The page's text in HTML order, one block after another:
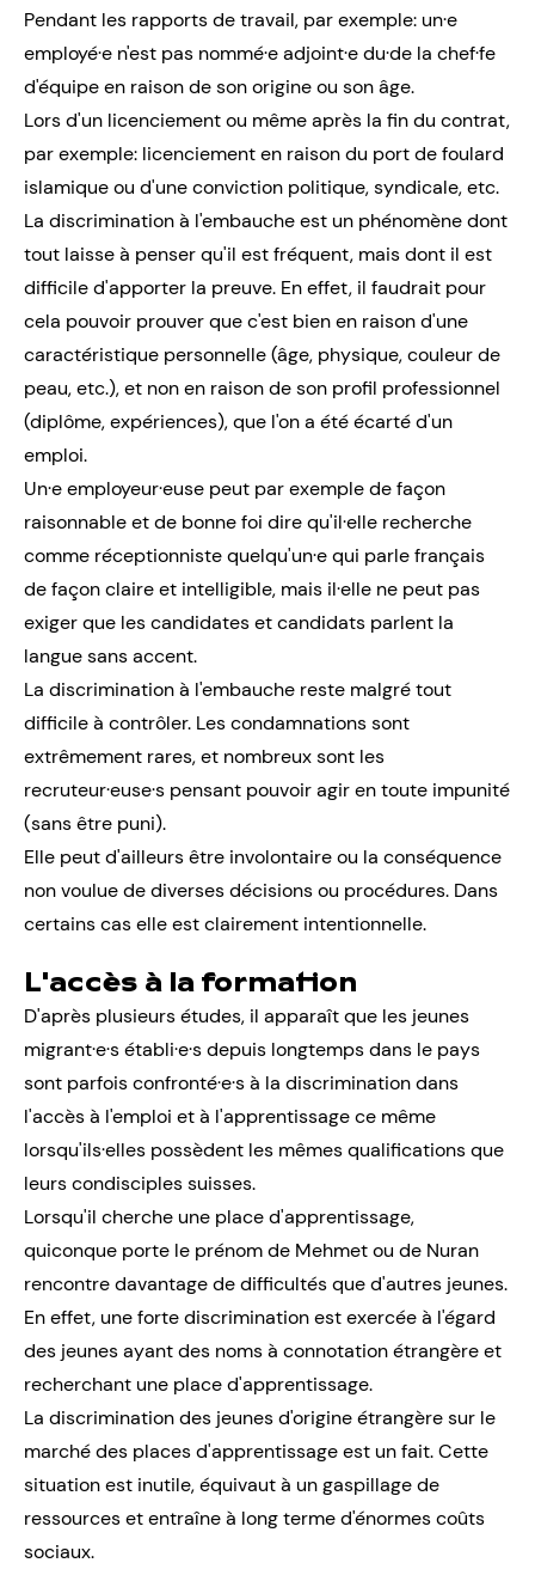
Pendant les rapports de travail, par exemple: un·e
employé·e n'est pas nommé·e adjoint·e du·de la chef·fe
d'équipe en raison de son origine ou son âge.
Lors d'un licenciement ou même après la fin du contrat,
par exemple: licenciement en raison du port de foulard
islamique ou d'une conviction politique, syndicale, etc.
La discrimination à l'embauche est un phénomène dont
tout laisse à penser qu'il est fréquent, mais dont il est
difficile d'apporter la preuve. En effet, il faudrait pour
cela pouvoir prouver que c'est bien en raison d'une
caractéristique personnelle (âge, physique, couleur de
peau, etc.), et non en raison de son profil professionnel
(diplôme, expériences), que l'on a été écarté d'un
emploi.
Un·e employeur·euse peut par exemple de façon
raisonnable et de bonne foi dire qu'il·elle recherche
comme réceptionniste quelqu'un·e qui parle français
de façon claire et intelligible, mais il·elle ne peut pas
exiger que les candidates et candidats parlent la
langue sans accent.
La discrimination à l'embauche reste malgré tout
difficile à contrôler. Les condamnations sont
extrêmement rares, et nombreux sont les
recruteur·euse·s pensant pouvoir agir en toute impunité
(sans être puni).
Elle peut d'ailleurs être involontaire ou la conséquence
non voulue de diverses décisions ou procédures. Dans
certains cas elle est clairement intentionnelle.
L'accès à la formation
D'après plusieurs études, il apparaît que les jeunes
migrant·e·s établi·e·s depuis longtemps dans le pays
sont parfois confronté·e·s à la discrimination dans
l'accès à l'emploi et à l'apprentissage ce même
lorsqu'ils·elles possèdent les mêmes qualifications que
leurs condisciples suisses.
Lorsqu'il cherche une place d'apprentissage,
quiconque porte le prénom de Mehmet ou de Nuran
rencontre davantage de difficultés que d'autres jeunes.
En effet, une forte discrimination est exercée à l'égard
des jeunes ayant des noms à connotation étrangère et
recherchant une place d'apprentissage.
La discrimination des jeunes d'origine étrangère sur le
marché des places d'apprentissage est un fait. Cette
situation est inutile, équivaut à un gaspillage de
ressources et entraîne à long terme d'énormes coûts
sociaux.